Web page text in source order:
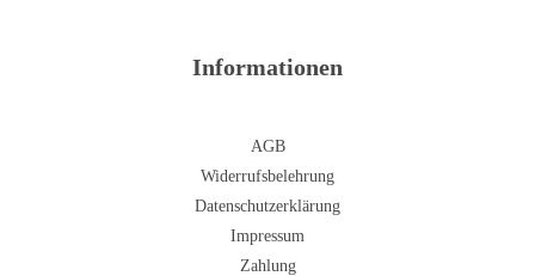
Informationen
AGB
Widerrufsbelehrung
Datenschutzerklärung
Impressum
Zahlung